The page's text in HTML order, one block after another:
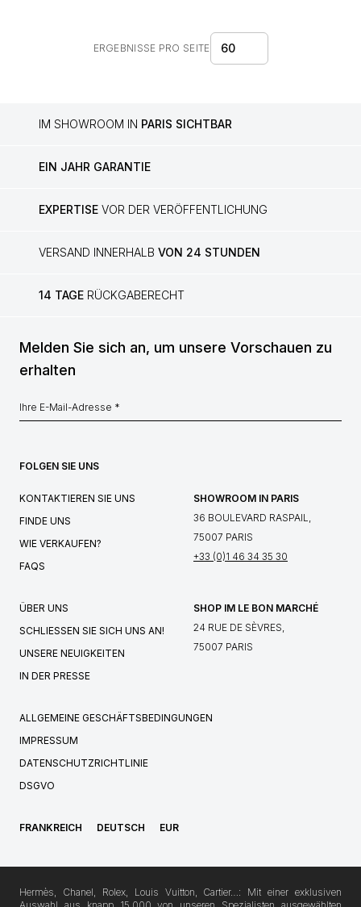
ERGEBNISSE PRO SEITE 60
IM SHOWROOM IN PARIS SICHTBAR
EIN JAHR GARANTIE
EXPERTISE VOR DER VERÖFFENTLICHUNG
VERSAND INNERHALB VON 24 STUNDEN
14 TAGE RÜCKGABERECHT
Melden Sie sich an, um unsere Vorschauen zu
erhalten
FOLGEN SIE UNS
KONTAKTIEREN SIE UNS
FINDE UNS
WIE VERKAUFEN?
FAQS
SHOWROOM IN PARIS
36 BOULEVARD RASPAIL,
75007 PARIS
+33 (0)1 46 34 35 30
ÜBER UNS
SCHLIESSEN SIE SICH UNS AN!
UNSERE NEUIGKEITEN
IN DER PRESSE
SHOP IM LE BON MARCHÉ
24 RUE DE SÈVRES,
75007 PARIS
ALLGEMEINE GESCHÄFTSBEDINGUNGEN
IMPRESSUM
DATENSCHUTZRICHTLINIE
DSGVO
FRANKREICH DEUTSCH EUR
Hermès, Chanel, Rolex, Louis Vuitton, Cartier…: Mit einer exklusiven